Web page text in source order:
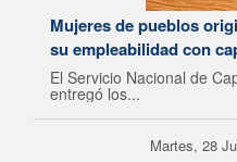
Mujeres de pueblos
su empleabilidad con
El Servicio Nacional de
entregó los...
Martes, 28